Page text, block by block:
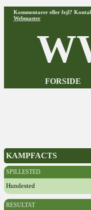
Kommentarer eller fejl?
Webmaster
FORSIDE
KAMPFACTS
SPILLESTED
Hundested
RESULTAT